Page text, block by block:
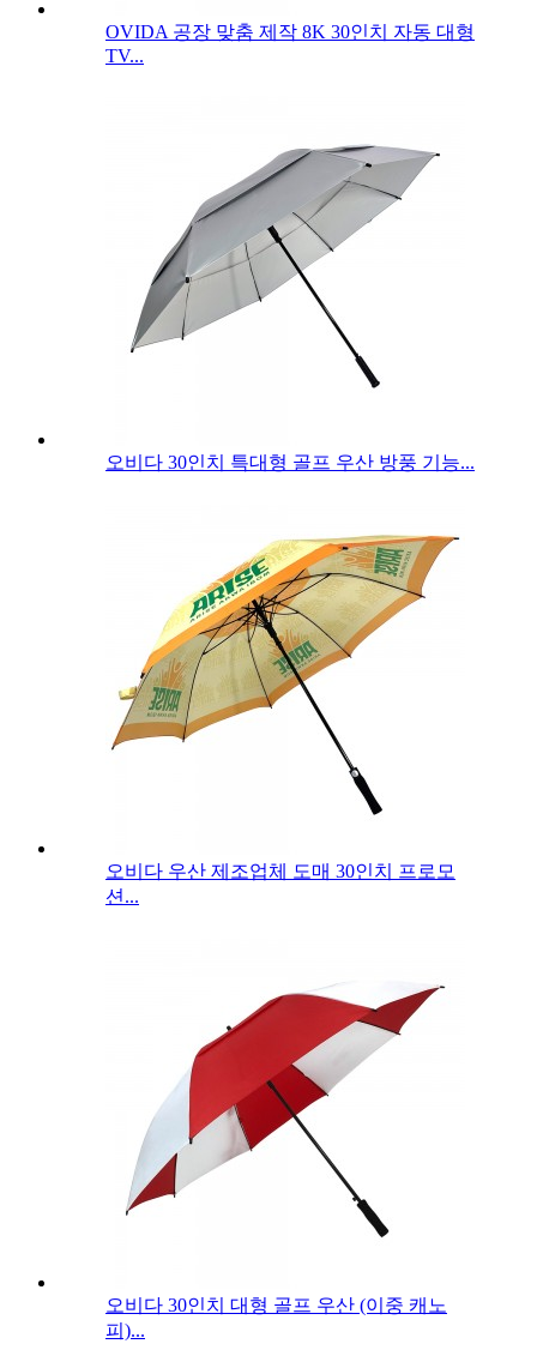
OVIDA 공장 맞춤 제작 8K 30인치 자동 대형
TV...
오비다 30인치 특대형 골프 우산 방풍 기능...
오비다 우산 제조업체 도매 30인치 프로모
션...
오비다 30인치 대형 골프 우산 (이중 캐노
피)...